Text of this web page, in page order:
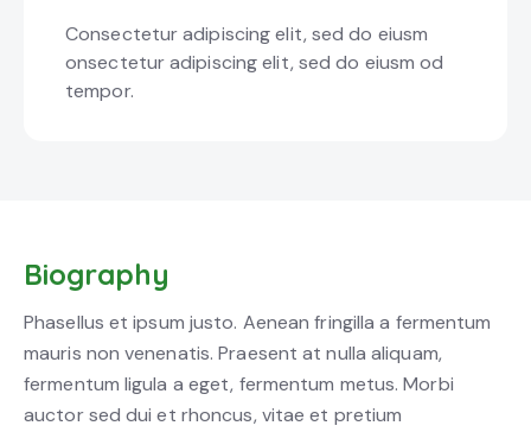
Consectetur adipiscing elit, sed do eiusm
onsectetur adipiscing elit, sed do eiusm od
tempor.
Biography
Phasellus et ipsum justo. Aenean fringilla a fermentum
mauris non venenatis. Praesent at nulla aliquam,
fermentum ligula a eget, fermentum metus. Morbi
auctor sed dui et rhoncus, vitae et pretium